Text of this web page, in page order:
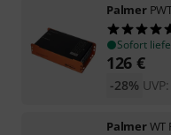
Palmer
Sofort
126 €
UVP:
-28%
PalmerWT